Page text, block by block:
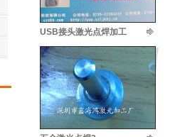
USB接头激光点焊加工